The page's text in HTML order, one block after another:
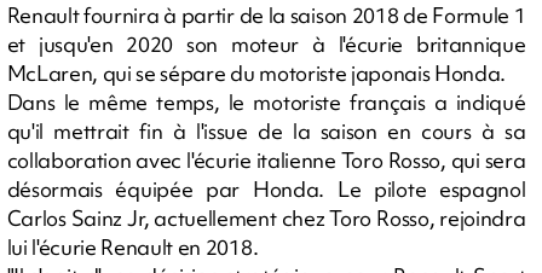
Renault fournira à partir de la saison 2018 de Formule 1
et jusqu'en 2020 son moteur à l'écurie britannique
McLaren, qui se sépare du motoriste japonais Honda.
Dans le même temps, le motoriste français a indiqué
qu'il mettrait fin à l'issue de la saison en cours à sa
collaboration avec l'écurie italienne Toro Rosso, qui sera
désormais équipée par Honda. Le pilote espagnol
Carlos Sainz Jr, actuellement chez Toro Rosso, rejoindra
lui l'écurie Renault en 2018.